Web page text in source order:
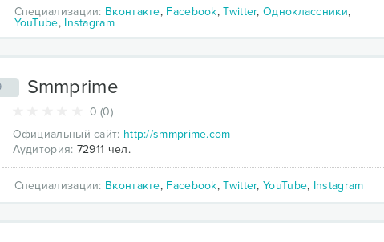
Специализации: Вконтакте, Facebook,Twitter,Одноклассники,
YouTube, Instagram
Smmprime
0 (0)
Официальный сайт: http://smmprime.com
Аудитория: 72911 чел.
Специализации: Вконтакте, Facebook,Twitter,YouTube, Instagram